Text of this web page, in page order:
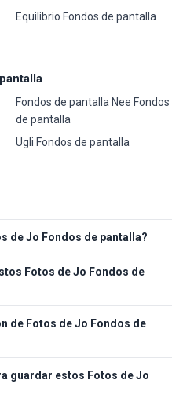
Equilibrio Fondos de pantalla
Fondos de pantalla Nee Fondos
de pantalla
Ugli Fondos de pantalla
de Jo Fondos de pantalla?
Fotos de Jo Fondos de
de Fotos de Jo Fondos de
guardar estos Fotos de Jo